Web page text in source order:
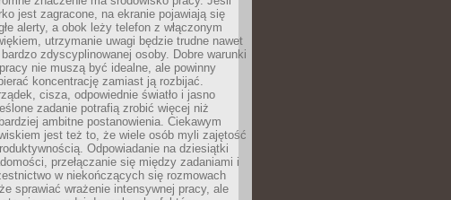
jest zagracone, na ekranie pojawiają się
alerty, a obok leży telefon z włączonym
utrzymanie uwagi będzie trudne nawet
zdyscyplinowanej osoby. Dobre warunki
nie muszą być idealne, ale powinny
koncentrację zamiast ją rozbijać.
cisza, odpowiednie światło i jasno
zadanie potrafią zrobić więcej niż
ambitne postanowienia. Ciekawym
jest też to, że wiele osób myli zajętość
Odpowiadanie na dziesiątki
przełączanie się między zadaniami i
w niekończących się rozmowach
sprawiać wrażenie intensywnej pracy, ale